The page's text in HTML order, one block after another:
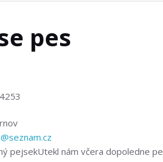
pes
pejsekUtekl nám včera dopoledne